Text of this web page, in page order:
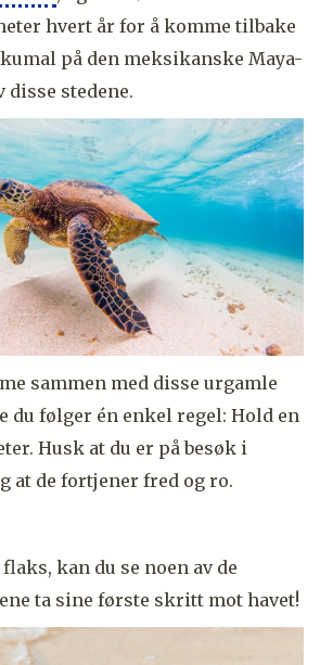
hvert år for å komme tilbake
på den meksikanske Maya-
disse stedene.
sammen med disse urgamle
du følger én enkel regel: Hold en
Husk at du er på besøk i
at de fortjener fred og ro.
kan du se noen av de
ta sine første skritt mot havet!